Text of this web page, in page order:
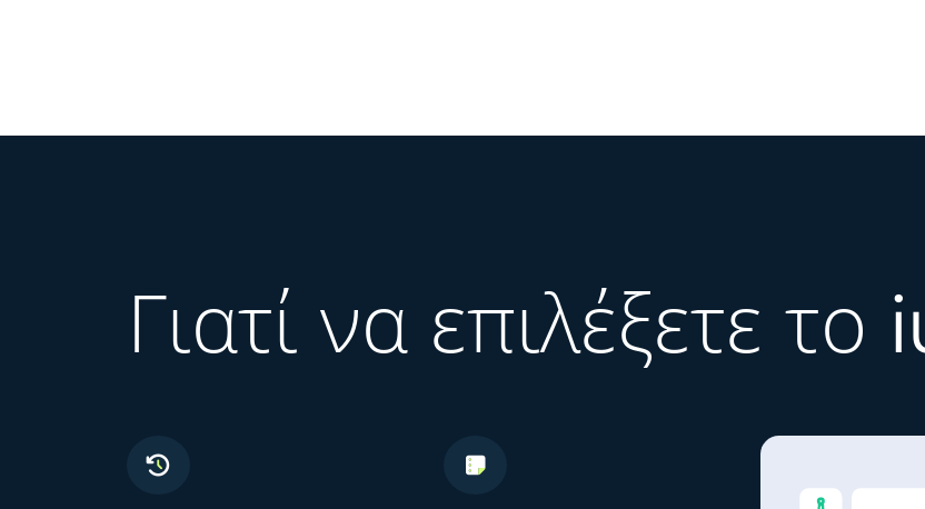
Γιατί να επιλέξετε